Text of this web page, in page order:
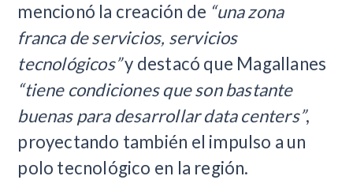
mencionó la creación de “una zona
franca de servicios, servicios
tecnológicos”y destacó que Magallanes
“tiene condiciones que son bastante
buenas para desarrollar data centers”,
proyectando también el impulso a un
polo tecnológico en la región.